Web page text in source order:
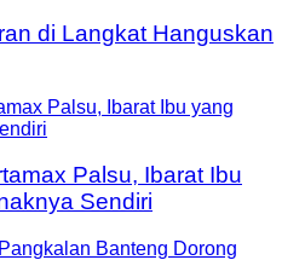
di Langkat Hanguskan
Palsu, Ibarat Ibu
Sendiri